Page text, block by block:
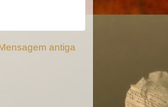
antiga